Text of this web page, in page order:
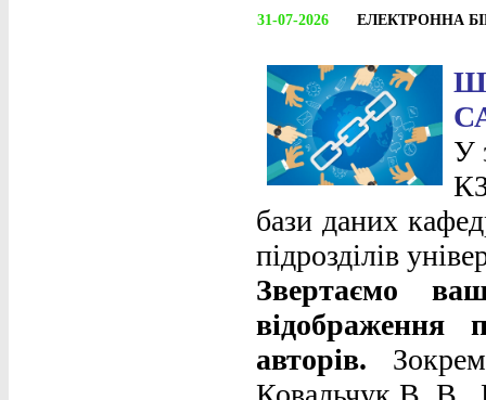
31-07-2026 ЕЛЕКТРОННА
У
бази даних
підрозділів
Звертаємо
відображення
авторів.